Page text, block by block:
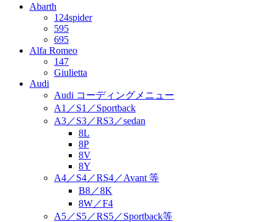
Abarth
124spider
595
695
Alfa Romeo
147
Giulietta
Audi
Audi コーディングメニュー
A1／S1／Sportback
A3／S3／RS3／sedan
8L
8P
8V
8Y
A4／S4／RS4／Avant 等
B8／8K
8W／F4
A5／S5／RS5／Sportback等